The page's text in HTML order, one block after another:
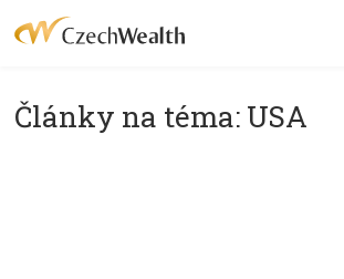
Články na téma: USA